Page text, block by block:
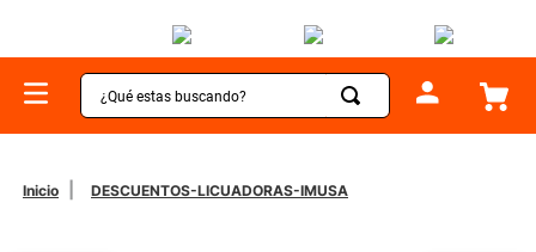
¿Qué estas buscando?
DESCUENTOS-LICUADORAS-IMUSA